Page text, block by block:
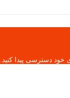
دسترسی پیدا کنید.